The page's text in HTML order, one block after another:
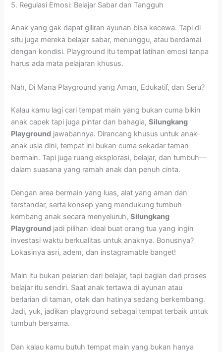
5. Regulasi Emosi: Belajar Sabar dan Tangguh
Anak yang gak dapat giliran ayunan bisa kecewa. Tapi di
situ juga mereka belajar sabar, menunggu, atau berdamai
dengan kondisi. Playground itu tempat latihan emosi tanpa
harus ada mata pelajaran khusus.
Nah, Di Mana Playground yang Aman, Edukatif, dan Seru?
Kalau kamu lagi cari tempat main yang bukan cuma bikin
anak capek tapi juga pintar dan bahagia,Silungkang
Playground jawabannya. Dirancang khusus untuk anak-
anak usia dini, tempat ini bukan cuma sekadar taman
bermain. Tapi juga ruang eksplorasi, belajar, dan tumbuh—
dalam suasana yang ramah anak dan penuh cinta.
Dengan area bermain yang luas, alat yang aman dan
terstandar, serta konsep yang mendukung tumbuh
kembang anak secara menyeluruh,Silungkang
Playground jadi pilihan ideal buat orang tua yang ingin
investasi waktu berkualitas untuk anaknya. Bonusnya?
Lokasinya asri, adem, dan instagramable banget!
Main itu bukan pelarian dari belajar, tapi bagian dari proses
belajar itu sendiri. Saat anak tertawa di ayunan atau
berlarian di taman, otak dan hatinya sedang berkembang.
Jadi, yuk, jadikan playground sebagai tempat terbaik untuk
tumbuh bersama.
Dan kalau kamu butuh tempat main yang bukan hanya